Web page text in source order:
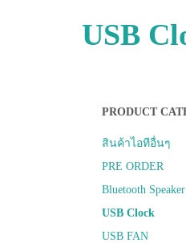
USB
PRODUCT
สินค้าไอทีอื่นๆ
PRE ORDER
Bluetooth Speaker
USB Clock
USB FAN